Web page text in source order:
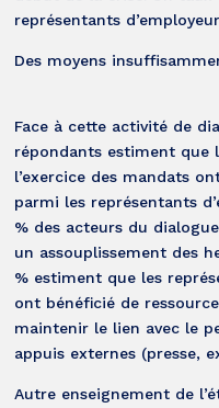
représentants
Des moyens
Face à cette activité de
répondants estiment que
l’exercice des mandats
parmi les représentants
% des acteurs du
un assouplissement des
% estiment que les
ont bénéficié de
maintenir le lien avec le
appuis externes (presse,
Autre enseignement de